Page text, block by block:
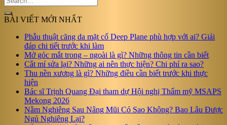
BÀI VIẾT MỚI NHẤT
Phẫu thuật căng da mặt cổ Deep Plane phù hợp với ai? Giải
đáp chi tiết trước khi làm
Mở góc mắt trong – ngoài là gì? Những thông tin cần biết
Cắt mí sửa lại? Những ai nên thực hiện? Chi phí ra sao?
Thu nền xương là gì? Những điều cần biết trước khi thực
hiện
Bác sĩ Trịnh Quang Đại tham dự Hội nghị Thẩm mỹ MSAPS
Mekong 2026
Nằm Nghiêng Sau Nâng Mũi Có Sao Không? Bao Lâu Được
Ngủ Nghiêng Lại?